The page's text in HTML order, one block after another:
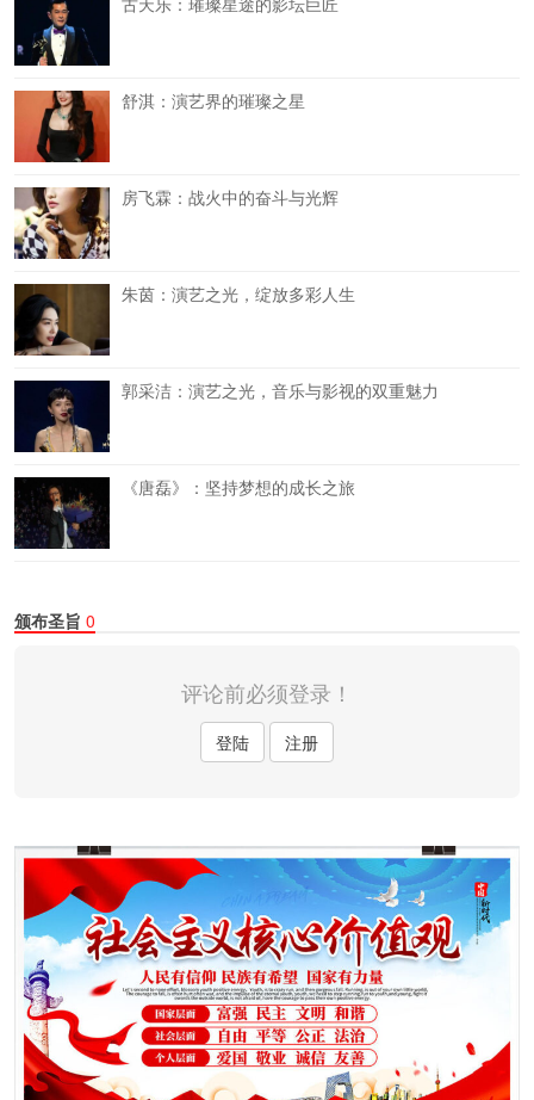
舒淇：演艺界的璀璨之星
房飞霖：战火中的奋斗与光辉
朱茵：演艺之光，绽放多彩人生
郭采洁：演艺之光，音乐与影视的双重魅力
《唐磊》：坚持梦想的成长之旅
颁布圣旨 0
评论前必须登录！
登陆 注册